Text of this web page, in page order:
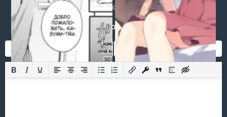
Добавить комментарий
Оставить комментарий